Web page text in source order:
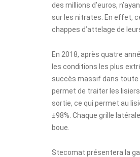
des millions d’euros,
sur les nitrates. En effet,
chappes d’attelage de
En 2018, après quatre
les conditions les plus
succès massif dans toute
permet de traiter les
sortie, ce qui permet au
±98%. Chaque grille
boue.
Stecomat présentera la